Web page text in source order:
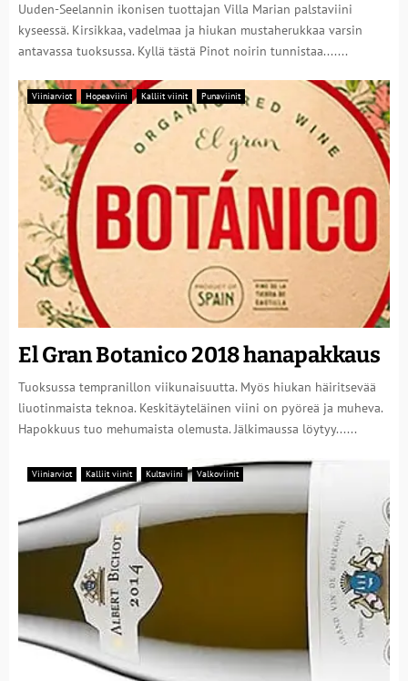
Uuden-Seelannin ikonisen tuottajan Villa Marian palstaviini
kyseessä. Kirsikkaa, vadelmaa ja hiukan mustaherukkaa varsin
antavassa tuoksussa. Kyllä tästä Pinot noirin tunnistaa.......
Viiniarviot Hopeaviini Kalliit viinit Punaviinit
El Gran Botanico 2018 hanapakkaus
Tuoksussa tempranillon viikunaisuutta. Myös hiukan häiritsevää
liuotinmaista teknoa. Keskitäyteläinen viini on pyöreä ja muheva.
Hapokkuus tuo mehumaista olemusta. Jälkimaussa löytyy......
Viiniarviot Kalliit viinit Kultaviini Valkoviinit